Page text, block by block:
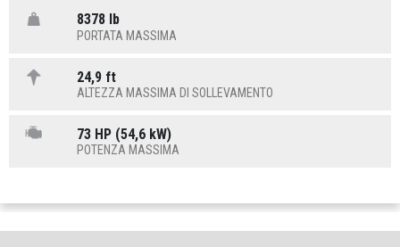
8378 lb
PORTATA MASSIMA
24,9 ft
ALTEZZA MASSIMA DI SOLLEVAMENTO
73 HP (54,6 kW)
POTENZA MASSIMA